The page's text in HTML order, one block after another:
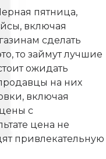
пятница,
включая
сделать
то займут лучшие
ожидать
на них
включая
с
цена не
привлекательную